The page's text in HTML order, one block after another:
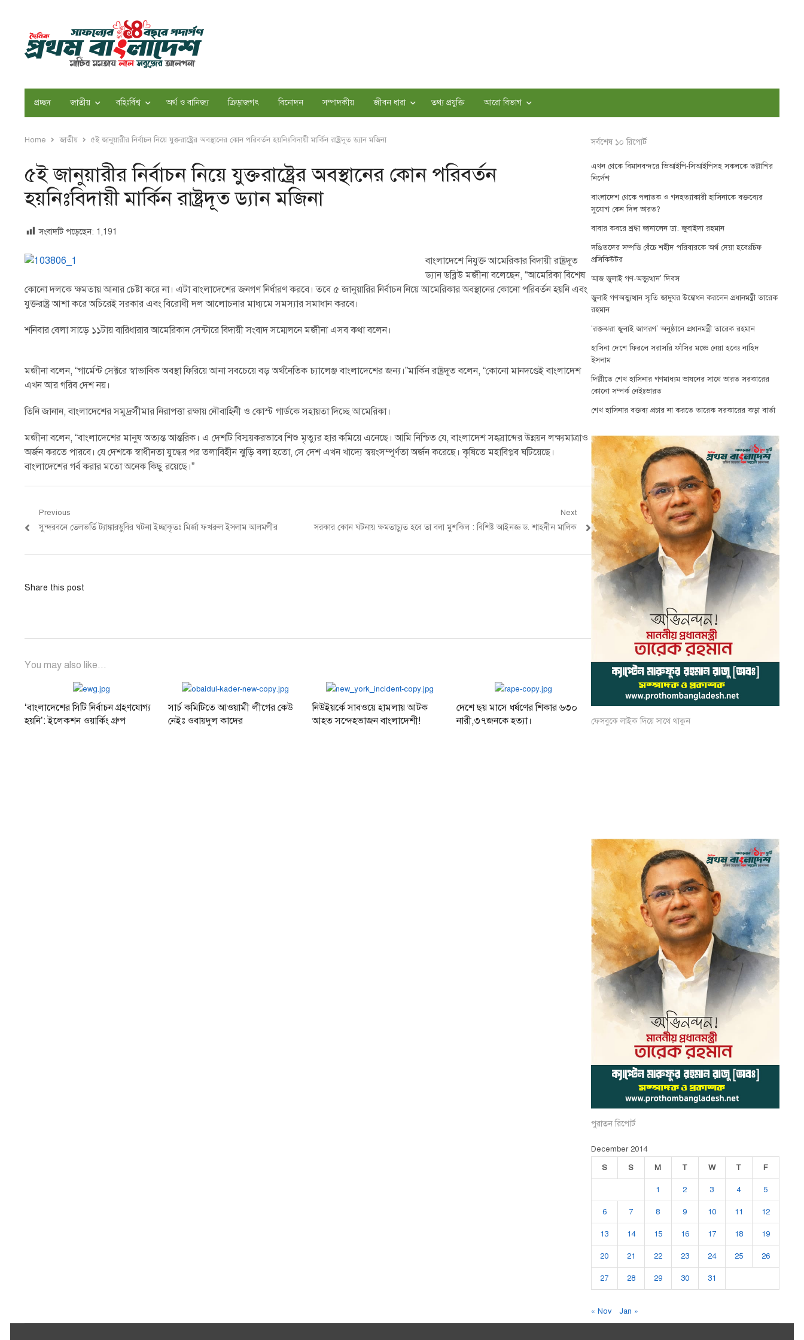
প্রচ্ছদ জাতীয় বহিঃর্বিশ্ব অর্থ ও বানিজ্য ক্রিড়াজগৎ বিনোদন সম্পাদকীয় জীবন ধারা তথ্য প্রযুক্তি আরো বিভাগ
Home জাতীয় ৫ই জানুয়ারীর নির্বাচন নিয়ে যুক্তরাষ্ট্রের অবস্থানের কোন পরিবর্তন হয়নিঃবিদায়ী মার্কিন রাষ্ট্রদূত ড্যান মজিনা
৫ই জানুয়ারীর নির্বাচন নিয়ে যুক্তরাষ্ট্রের অবস্থানের কোন পরিবর্তন
হয়নিঃবিদায়ী মার্কিন রাষ্ট্রদূত ড্যান মজিনা
সংবাদটি পড়েছেন: 1,191
বাংলাদেশে নিযুক্ত আমেরিকার বিদায়ী রাষ্ট্রদূত
ড্যান ডব্লিউ মজীনা বলেছেন, “আমেরিকা বিশেষ
কোনো দলকে ক্ষমতায় আনার চেষ্টা করে না। এটা বাংলাদেশের জনগণ নির্ধারণ করবে। তবে ৫ জানুয়ারির নির্বাচন নিয়ে আমেরিকার অবস্থানের কোনো পরিবর্তন হয়নি এবং
যুক্তরাষ্ট্র আশা করে অচিরেই সরকার এবং বিরোধী দল আলোচনার মাধ্যমে সমস্যার সমাধান করবে।
শনিবার বেলা সাড়ে ১১টায় বারিধারার আমেরিকান সেন্টারে বিদায়ী সংবাদ সম্মেলনে মজীনা এসব কথা বলেন।
মজীনা বলেন, “গার্মেন্ট সেক্টরে স্বাভাবিক অবস্থা ফিরিয়ে আনা সবচেয়ে বড় অর্থনৈতিক চ্যালেঞ্জ বাংলাদেশের জন্য।”মার্কিন রাষ্ট্রদূত বলেন, “কোনো মানদণ্ডেই বাংলাদেশ
এখন আর গরিব দেশ নয়।
তিনি জানান, বাংলাদেশের সমুদ্রসীমার নিরাপত্তা রক্ষায় নৌবাহিনী ও কোস্ট গার্ডকে সহায়তা দিচ্ছে আমেরিকা।
মজীনা বলেন, “বাংলাদেশের মানুষ অত্যন্ত আন্তরিক। এ দেশটি বিস্ময়করভাবে শিশু মৃত্যুর হার কমিয়ে এনেছে। আমি নিশ্চিত যে, বাংলাদেশ সহস্রাব্দের উন্নয়ন লক্ষ্যমাত্রাও
অর্জন করতে পারবে। যে দেশকে স্বাধীনতা যুদ্ধের পর তলাবিহীন ঝুড়ি বলা হতো, সে দেশ এখন খাদ্যে স্বয়ংসম্পূর্ণতা অর্জন করেছে। কৃষিতে মহাবিপ্লব ঘটিয়েছে।
বাংলাদেশের গর্ব করার মতো অনেক কিছু রয়েছে।”
Post
navigation
Previous
Previous
সুন্দরবনে তেলভর্তি ট্যাঙ্কারডুবির ঘটনা ইচ্ছাকৃতঃ মির্জা ফখরুল ইসলাম আলমগীর
Next
Next
সরকার কোন ঘটনায় ক্ষমতাচ্যুত হবে তা বলা মুশকিল : বিশিষ্ট আইনজ্ঞ ড. শাহদীন মালিক
Share this post
You may also like...
‘বাংলাদেশের সিটি নির্বাচন গ্রহণযোগ্য
হয়নি’: ইলেকশন ওয়ার্কিং গ্রুপ
সার্চ কমিটিতে আওয়ামী লীগের কেউ
নেইঃ ওবায়দুল কাদের
নিউইয়র্কে সাবওয়ে হামলায় আটক
আহত সন্দেহভাজন বাংলাদেশী!
দেশে ছয় মাসে ধর্ষণের শিকার ৬৩০
নারী,৩৭জনকে হত্যা।
সর্বশেষ ১০ রিপোর্ট
এখন থেকে বিমানবন্দরে ভিআইপি-সিআইপিসহ সকলকে তল্লাশির
নির্দেশ
বাংলাদেশ থেকে পলাতক ও গনহত্যাকারী হাসিনাকে বক্তব্যের
সুযোগ কেন দিল ভারত?
বাবার কবরে শ্রদ্ধা জানালেন ডা: জুবাইদা রহমান
দণ্ডিতদের সম্পত্তি বেঁচে শহীদ পরিবারকে অর্থ দেয়া হবেঃচিফ
প্রসিকিউটর
আজ জুলাই গণ-অভ্যুত্থান’ দিবস
জুলাই গণঅভ্যুত্থান স্মৃতি জাদুঘর উদ্বোধন করলেন প্রধানমন্ত্রী তারেক
রহমান
‘রক্তঝরা জুলাই জাগরণ’ অনুষ্ঠানে প্রধানমন্ত্রী তারেক রহমান
হাসিনা দেশে ফিরলে সরাসরি ফাঁসির মঞ্চে নেয়া হবেঃ নাহিদ
ইসলাম
দিল্লীতে শেখ হাসিনার গণমাধ্যম ভাষনের সাথে ভারত সরকারের
কোনো সম্পর্ক নেইঃভারত
শেখ হাসিনার বক্তব্য প্রচার না করতে তারেক সরকারের কড়া বার্তা
ফেসবুকে লাইক দিয়ে সাথে থাকুন
পুরাতন রিপোর্ট
December 2014
S
S M T W T F
1 2 3 4 5
6 7 8 9 10 11 12
13 14 15 16 17 18 19
20 21 22 23 24 25 26
27 28 29 30 31
« Nov Jan »